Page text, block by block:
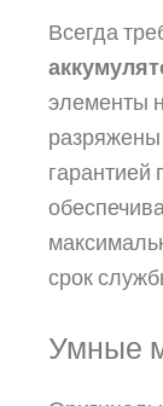
Всегда
элементы
гарантией
срок
Умные